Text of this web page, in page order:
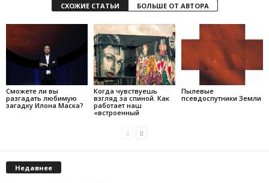
СХОЖИЕ СТАТЬИ БОЛЬШЕ ОТ АВТОРА
Сможете ли вы
разгадать любимую
загадку Илона Маска?
Когда чувствуешь
взгляд за спиной. Как
работает наш
«встроенный
Пылевые
псевдоспутники Земли
Недавнее